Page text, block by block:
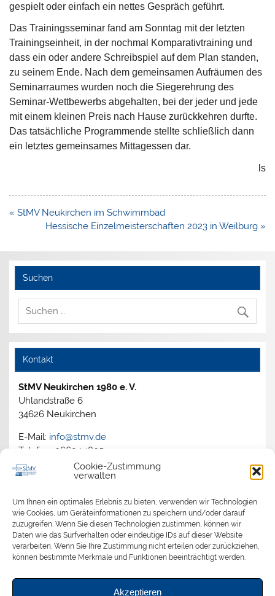
Cookie-Zustimmung
verwalten
Um Ihnen ein optimales Erlebnis zu bieten, verwenden wir Technologien
wie Cookies, um Geräteinformationen zu speichern und/oder darauf
zuzugreifen. Wenn Sie diesen Technologien zustimmen, können wir
Daten wie das Surfverhalten oder eindeutige IDs auf dieser Website
verarbeiten. Wenn Sie Ihre Zustimmung nicht erteilen oder zurückziehen,
können bestimmte Merkmale und Funktionen beeinträchtigt werden.
Akzeptieren
gespielt oder einfach ein nettes Gespräch geführt.
Das Trainingsseminar fand am Sonntag mit der letzten
Trainingseinheit, in der nochmal Komparativtraining und
dass ein oder andere Schreibspiel auf dem Plan standen,
zu seinem Ende. Nach dem gemeinsamen Aufräumen des
Seminarraumes wurden noch die Siegerehrung des
Seminar-Wettbewerbs abgehalten, bei der jeder und jede
mit einem kleinen Preis nach Hause zurückkehren durfte.
Das tatsächliche Programmende stellte schließlich dann
ein letztes gemeinsames Mittagessen dar.
ls
Beitragsnavigation
« StMV Neukirchen im Schwimmbad
Hessische Einzelmeisterschaften 2023 in Weilburg »
Suchen
Kontakt
StMV Neukirchen 1980 e. V.
Uhlandstraße 6
34626 Neukirchen
E-Mail: info@stmv.de
Telefon: 06694 1805
Archiv
2026
2025
2024